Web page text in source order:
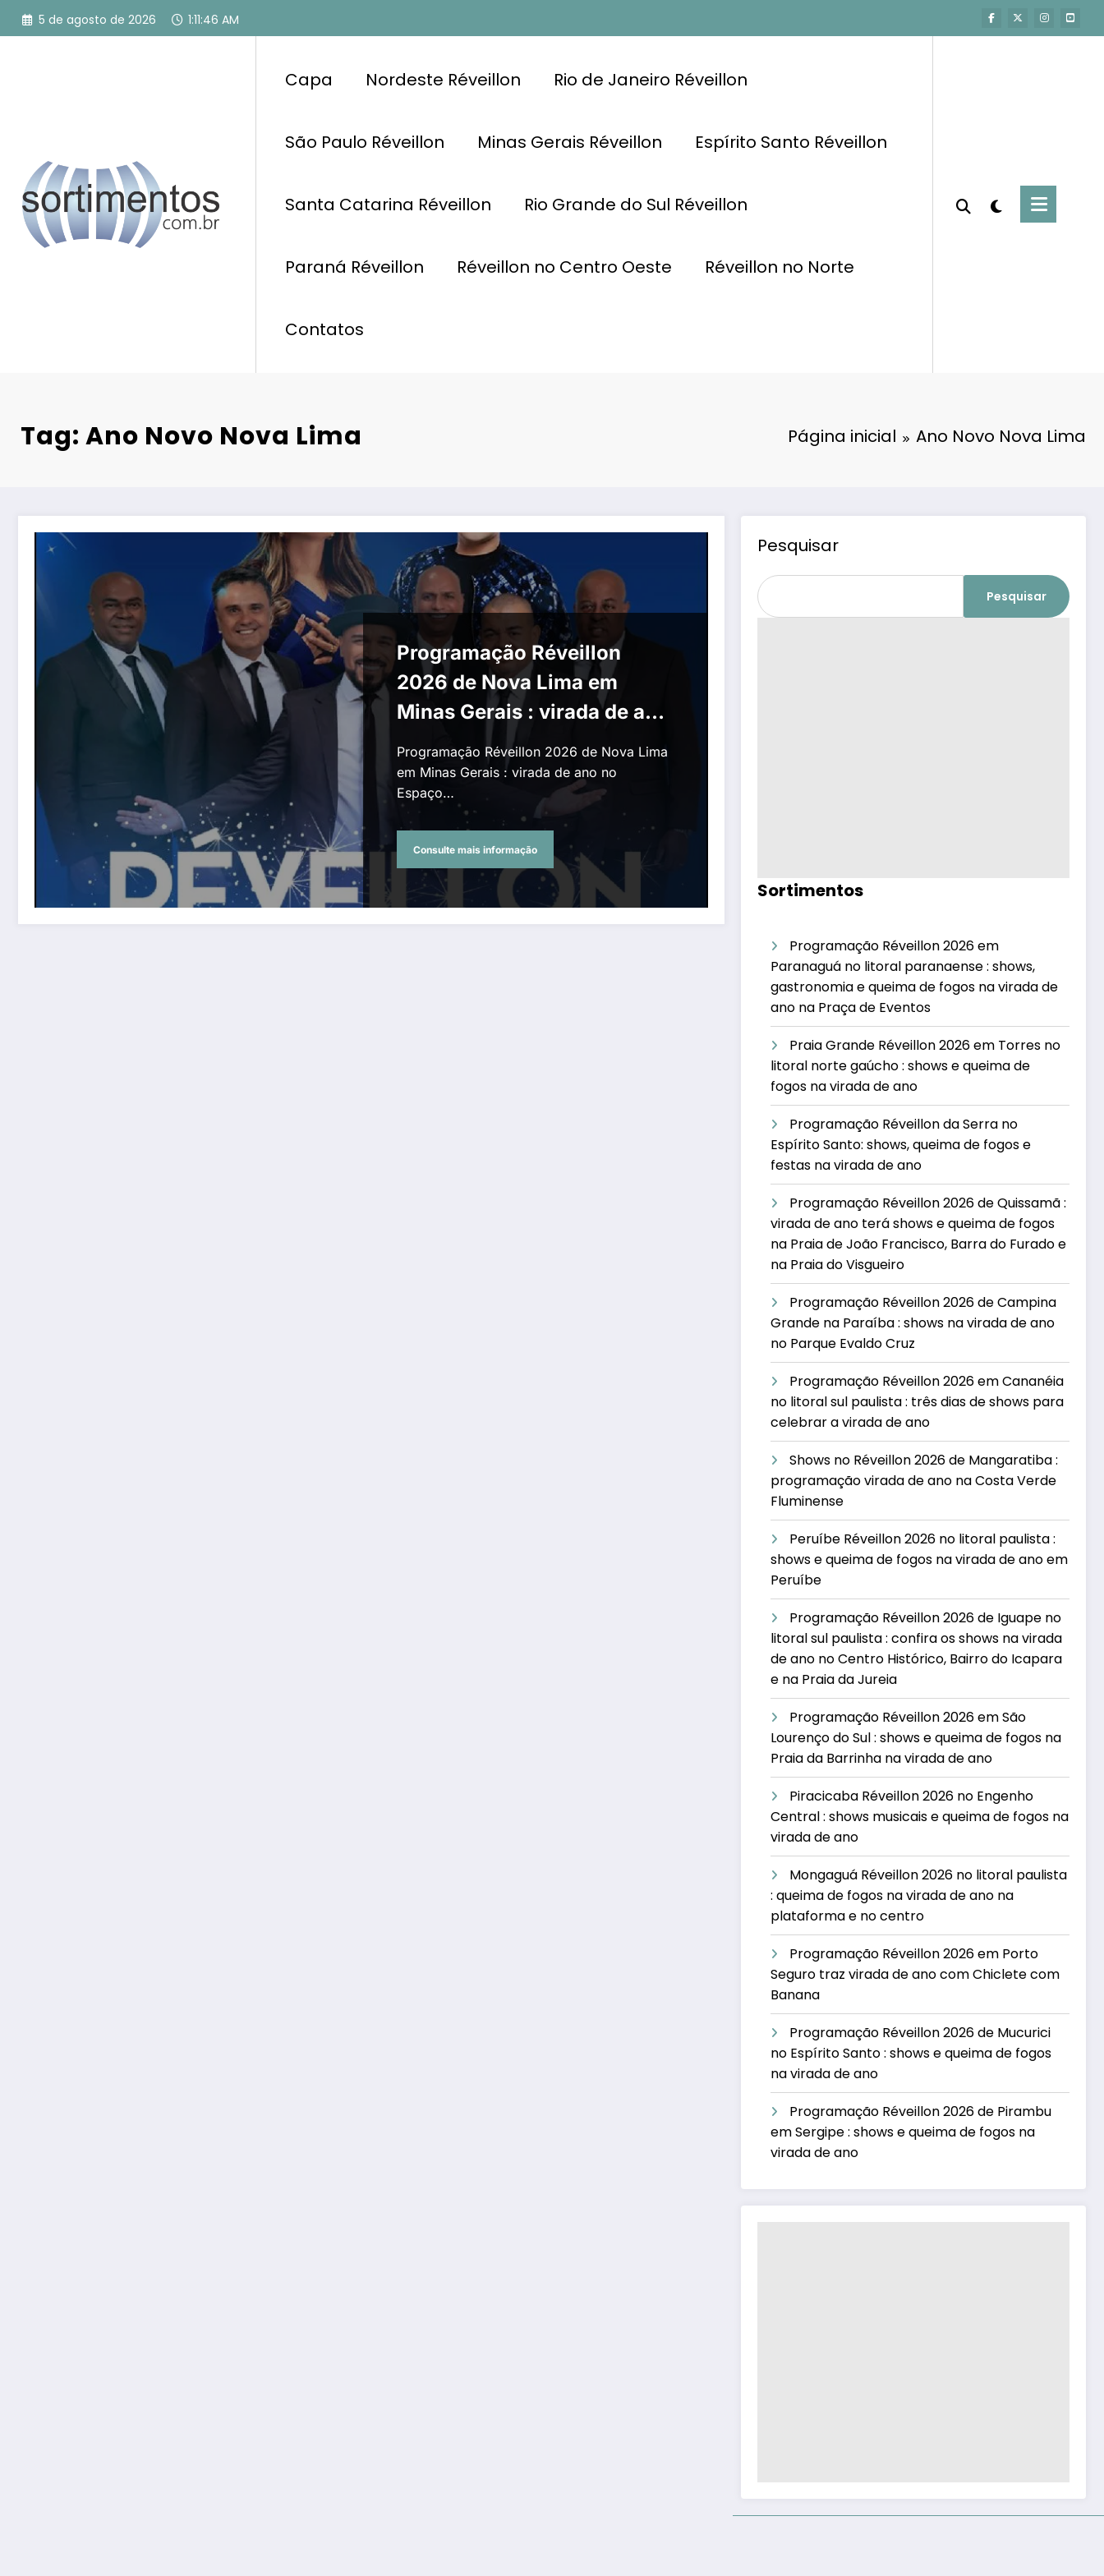
Pular
para
5 de agosto de 2026 1:11:47 AM
Capa Nordeste Réveillon Rio de Janeiro Réveillon
São Paulo Réveillon Minas Gerais Réveillon Espírito Santo Réveillon
Santa Catarina Réveillon Rio Grande do Sul Réveillon
Paraná Réveillon Réveillon no Centro Oeste Réveillon no Norte
Contatos
Tag: Ano Novo Nova Lima Página inicial Ano Novo Nova Lima
Programação Réveillon
2026 de Nova Lima em
Minas Gerais : virada de ano
no Espaço Cultural Piero
Garzon Henrique, Jardim
Canadá e Macacos
Programação Réveillon 2026 de Nova Lima
em Minas Gerais : virada de ano no
Espaço…
Consulte mais informação
Pesquisar
Pesquisar
Sortimentos
Programação Réveillon 2026 em
Paranaguá no litoral paranaense : shows,
gastronomia e queima de fogos na virada de
ano na Praça de Eventos
Praia Grande Réveillon 2026 em Torres no
litoral norte gaúcho : shows e queima de
fogos na virada de ano
Programação Réveillon da Serra no
Espírito Santo: shows, queima de fogos e
festas na virada de ano
Programação Réveillon 2026 de Quissamã :
virada de ano terá shows e queima de fogos
na Praia de João Francisco, Barra do Furado e
na Praia do Visgueiro
Programação Réveillon 2026 de Campina
Grande na Paraíba : shows na virada de ano
no Parque Evaldo Cruz
Programação Réveillon 2026 em Cananéia
no litoral sul paulista : três dias de shows para
celebrar a virada de ano
Shows no Réveillon 2026 de Mangaratiba :
programação virada de ano na Costa Verde
Fluminense
Peruíbe Réveillon 2026 no litoral paulista :
shows e queima de fogos na virada de ano em
Peruíbe
Programação Réveillon 2026 de Iguape no
litoral sul paulista : confira os shows na virada
de ano no Centro Histórico, Bairro do Icapara
e na Praia da Jureia
Programação Réveillon 2026 em São
Lourenço do Sul : shows e queima de fogos na
Praia da Barrinha na virada de ano
Piracicaba Réveillon 2026 no Engenho
Central : shows musicais e queima de fogos na
virada de ano
Mongaguá Réveillon 2026 no litoral paulista
: queima de fogos na virada de ano na
plataforma e no centro
Programação Réveillon 2026 em Porto
Seguro traz virada de ano com Chiclete com
Banana
Programação Réveillon 2026 de Mucurici
no Espírito Santo : shows e queima de fogos
na virada de ano
Programação Réveillon 2026 de Pirambu
em Sergipe : shows e queima de fogos na
virada de ano